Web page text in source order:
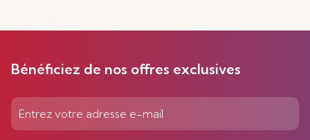
Bénéficiez de nos offres exclusives